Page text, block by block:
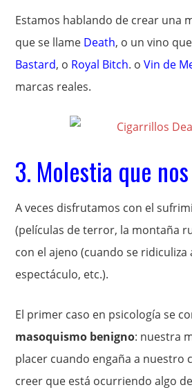
Estamos hablando de crear una
que se llame Death, o un vino
Bastard, o Royal Bitch. oVin de
marcas reales.
3. Molestia que
A veces disfrutamos con el
(películas de terror, la montaña
con el ajeno (cuando se ridiculiza
espectáculo, etc.).
El primer caso en psicología se
masoquismo benigno: nuestra
placer cuando engaña a nuestro
creer que está ocurriendo algo